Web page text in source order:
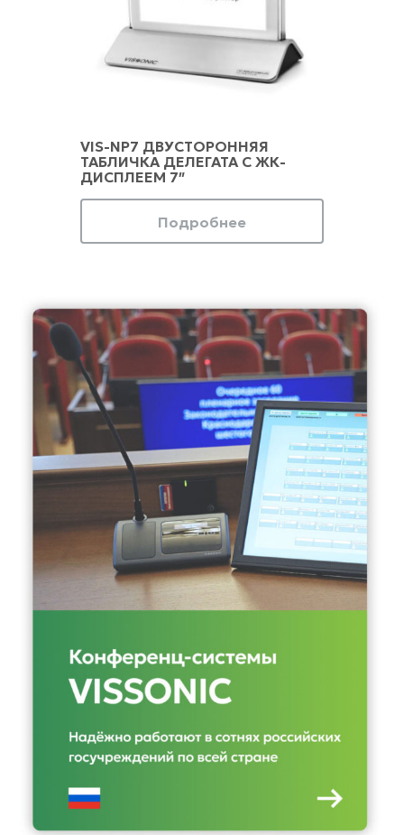
VIS-NP7 ДВУСТОРОННЯЯ
ТАБЛИЧКА ДЕЛЕГАТА С ЖК-
ДИСПЛЕЕМ 7″
Подробнее